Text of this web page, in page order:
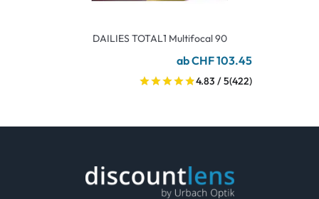
DAILIES TOTAL1 Multifocal 90
ab CHF 103.45
4.83 / 5(422)